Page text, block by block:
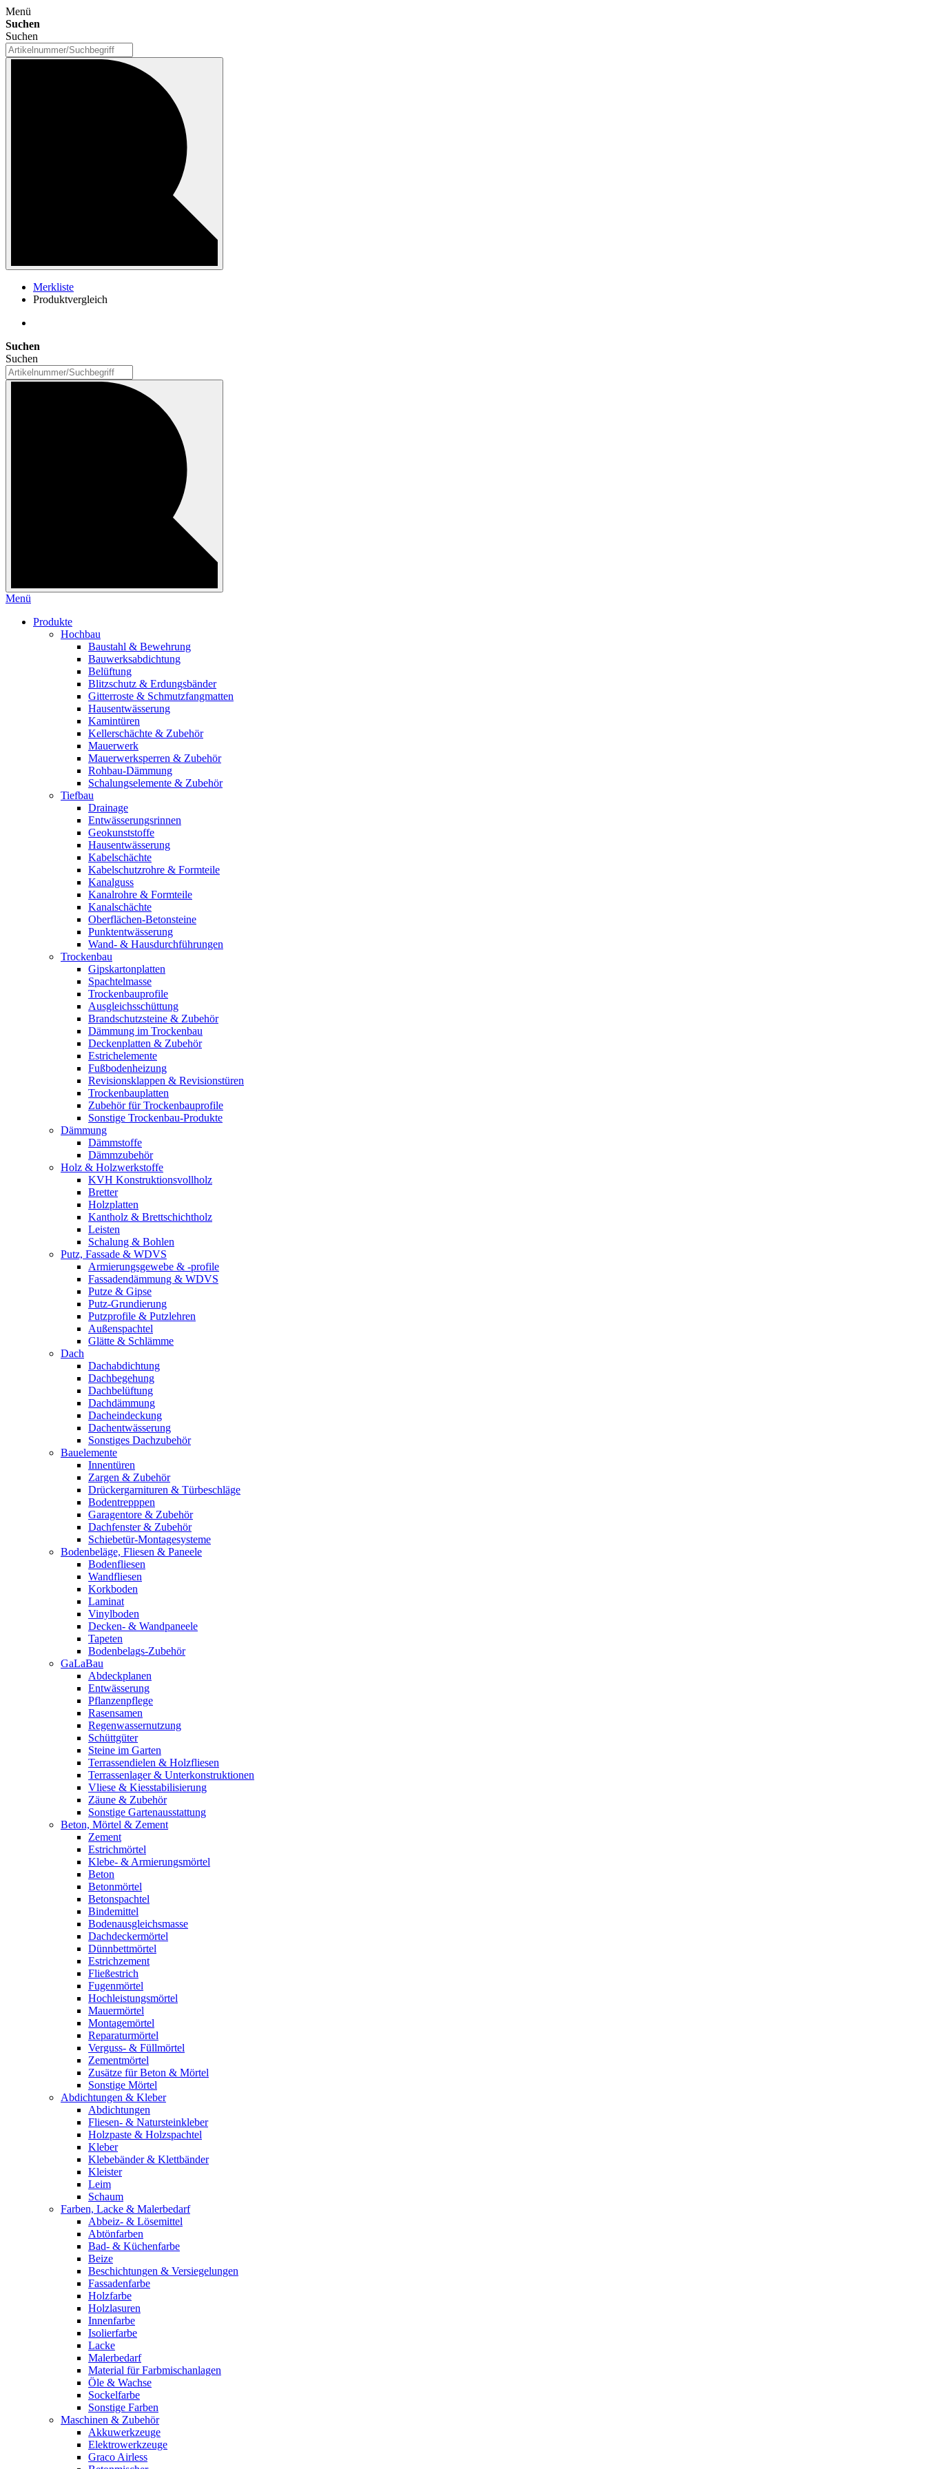
Menü
Suchen
Suchen
Merkliste
Produktvergleich
Suchen
Suchen
Menü
Produkte
Hochbau
Baustahl & Bewehrung
Bauwerksabdichtung
Belüftung
Blitzschutz & Erdungsbänder
Gitterroste & Schmutzfangmatten
Hausentwässerung
Kamintüren
Kellerschächte & Zubehör
Mauerwerk
Mauerwerksperren & Zubehör
Rohbau-Dämmung
Schalungselemente & Zubehör
Tiefbau
Drainage
Entwässerungsrinnen
Geokunststoffe
Hausentwässerung
Kabelschächte
Kabelschutzrohre & Formteile
Kanalguss
Kanalrohre & Formteile
Kanalschächte
Oberflächen-Betonsteine
Punktentwässerung
Wand- & Hausdurchführungen
Trockenbau
Gipskartonplatten
Spachtelmasse
Trockenbauprofile
Ausgleichsschüttung
Brandschutzsteine & Zubehör
Dämmung im Trockenbau
Deckenplatten & Zubehör
Estrichelemente
Fußbodenheizung
Revisionsklappen & Revisionstüren
Trockenbauplatten
Zubehör für Trockenbauprofile
Sonstige Trockenbau-Produkte
Dämmung
Dämmstoffe
Dämmzubehör
Holz & Holzwerkstoffe
KVH Konstruktionsvollholz
Bretter
Holzplatten
Kantholz & Brettschichtholz
Leisten
Schalung & Bohlen
Putz, Fassade & WDVS
Armierungsgewebe & -profile
Fassadendämmung & WDVS
Putze & Gipse
Putz-Grundierung
Putzprofile & Putzlehren
Außenspachtel
Glätte & Schlämme
Dach
Dachabdichtung
Dachbegehung
Dachbelüftung
Dachdämmung
Dacheindeckung
Dachentwässerung
Sonstiges Dachzubehör
Bauelemente
Innentüren
Zargen & Zubehör
Drückergarnituren & Türbeschläge
Bodentrepppen
Garagentore & Zubehör
Dachfenster & Zubehör
Schiebetür-Montagesysteme
Bodenbeläge, Fliesen & Paneele
Bodenfliesen
Wandfliesen
Korkboden
Laminat
Vinylboden
Decken- & Wandpaneele
Tapeten
Bodenbelags-Zubehör
GaLaBau
Abdeckplanen
Entwässerung
Pflanzenpflege
Rasensamen
Regenwassernutzung
Schüttgüter
Steine im Garten
Terrassendielen & Holzfliesen
Terrassenlager & Unterkonstruktionen
Vliese & Kiesstabilisierung
Zäune & Zubehör
Sonstige Gartenausstattung
Beton, Mörtel & Zement
Zement
Estrichmörtel
Klebe- & Armierungsmörtel
Beton
Betonmörtel
Betonspachtel
Bindemittel
Bodenausgleichsmasse
Dachdeckermörtel
Dünnbettmörtel
Estrichzement
Fließestrich
Fugenmörtel
Hochleistungsmörtel
Mauermörtel
Montagemörtel
Reparaturmörtel
Verguss- & Füllmörtel
Zementmörtel
Zusätze für Beton & Mörtel
Sonstige Mörtel
Abdichtungen & Kleber
Abdichtungen
Fliesen- & Natursteinkleber
Holzpaste & Holzspachtel
Kleber
Klebebänder & Klettbänder
Kleister
Leim
Schaum
Farben, Lacke & Malerbedarf
Abbeiz- & Lösemittel
Abtönfarben
Bad- & Küchenfarbe
Beize
Beschichtungen & Versiegelungen
Fassadenfarbe
Holzfarbe
Holzlasuren
Innenfarbe
Isolierfarbe
Lacke
Malerbedarf
Material für Farbmischanlagen
Öle & Wachse
Sockelfarbe
Sonstige Farben
Maschinen & Zubehör
Akkuwerkzeuge
Elektrowerkzeuge
Graco Airless